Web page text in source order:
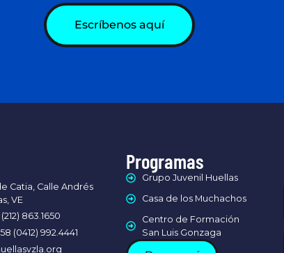
Escríbenos aquí
Catia, Calle Andrés
VE
863.1650
(0412) 992.4441
Programas
Grupo Juvenil Huellas
Casa de los Muchachos
Centro de Formación
San Luis Gonzaga